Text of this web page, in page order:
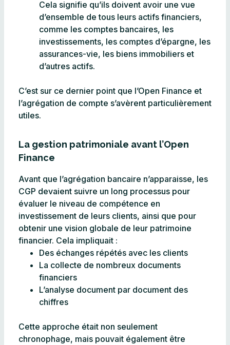
Cela signifie qu’ils doivent avoir une vue
d’ensemble de tous leurs actifs financiers,
comme les comptes bancaires, les
investissements, les comptes d’épargne, les
assurances-vie, les biens immobiliers et
d’autres actifs.
C’est sur ce dernier point que l’Open Finance et
l’agrégation de compte s’avèrent particulièrement
utiles.
La gestion patrimoniale avant l’Open
Finance
Avant que l’agrégation bancaire n’apparaisse, les
CGP devaient suivre un long processus pour
évaluer le niveau de compétence en
investissement de leurs clients, ainsi que pour
obtenir une vision globale de leur patrimoine
financier. Cela impliquait :
Des échanges répétés avec les clients
La collecte de nombreux documents
financiers
L’analyse document par document des
chiffres
Cette approche était non seulement
chronophage, mais pouvait également être